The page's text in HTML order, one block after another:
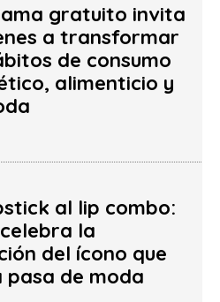
gratuito invita
a transformar
de consumo
alimenticio y
al lip combo:
la
del ícono que
pasa de moda